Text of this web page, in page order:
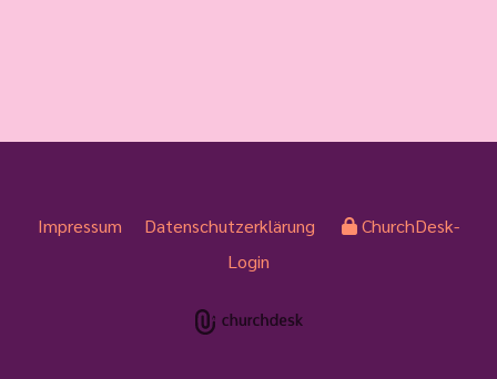
Impressum Datenschutzerklärung
ChurchDesk-
Login